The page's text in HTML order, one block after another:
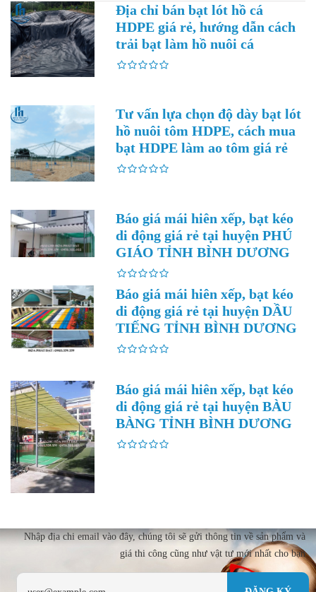
Địa chỉ bán bạt lót hồ cá
HDPE giá rẻ, hướng dẫn cách
trải bạt làm hồ nuôi cá
Tư vấn lựa chọn độ dày bạt lót
hồ nuôi tôm HDPE, cách mua
bạt HDPE làm ao tôm giá rẻ
Báo giá mái hiên xếp, bạt kéo
di động giá rẻ tại huyện PHÚ
GIÁO TỈNH BÌNH DƯƠNG
Báo giá mái hiên xếp, bạt kéo
di động giá rẻ tại huyện DẦU
TIẾNG TỈNH BÌNH DƯƠNG
Báo giá mái hiên xếp, bạt kéo
di động giá rẻ tại huyện BÀU
BÀNG TỈNH BÌNH DƯƠNG
Nhập địa chi email vào đây, chúng tôi sẽ gửi thông tin về sản phẩm và
giá thi công cũng như vật tư mới nhất cho bạn